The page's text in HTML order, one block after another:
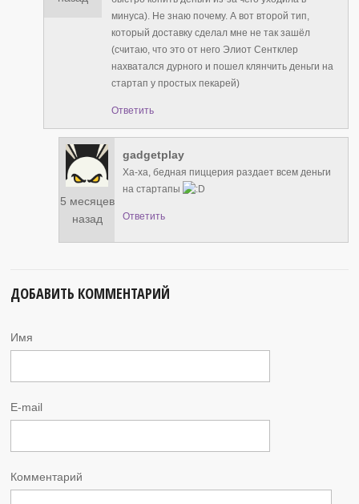
минуса). Не знаю почему. А вот второй тип,
который доставку сделал мне не так зашёл
(считаю, что это от него Элиот Сентклер
нахватался дурного и пошел клянчить деньги на
стартап у простых пекарей)
Ответить
5 месяцев
назад
gadgetplay
Ха-ха, бедная пиццерия раздает всем деньги
на стартапы
Ответить
ДОБАВИТЬ КОММЕНТАРИЙ
Имя
E-mail
Комментарий